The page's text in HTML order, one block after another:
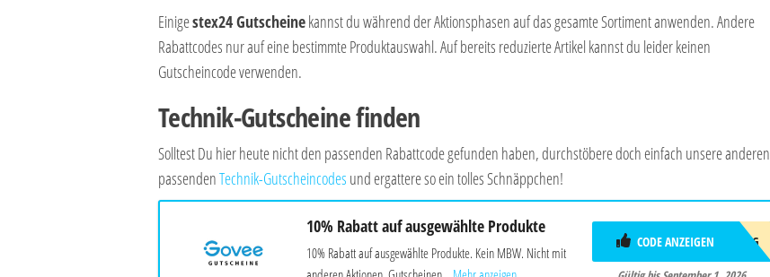
Einigestex24 Gutscheinekannst du während der Aktionsphasen auf das gesamte Sortiment anwenden. Andere
Rabattcodes nur auf eine bestimmte Produktauswahl. Auf bereits reduzierte Artikel kannst du leider keinen
Gutscheincode verwenden.
Technik-Gutscheine finden
Solltest Du hier heute nicht den passenden Rabattcode gefunden haben, durchstöbere doch einfach unsere anderen
passendenTechnik-Gutscheincodes und ergattere so ein tolles Schnäppchen!
10% Rabatt auf ausgewählte Produkte
10% Rabatt auf ausgewählte Produkte. Kein MBW. Nicht mit
AFF10AUG
CODE ANZEIGEN